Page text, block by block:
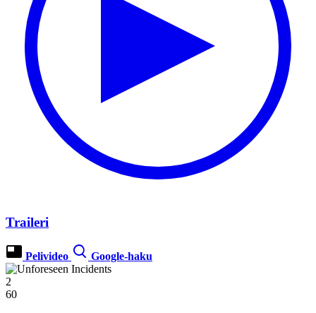
Traileri
Pelivideo Google-haku
2
60